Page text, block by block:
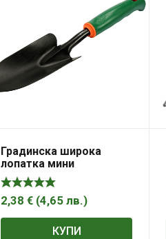
Градинска широка
лопатка мини
2,38€ (4,65лв.)
КУПИ